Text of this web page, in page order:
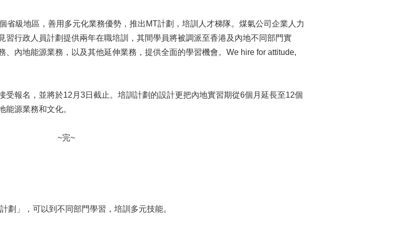
省級地區，善用多元化業務優勢，推出MT計劃，培訓人才梯隊。煤氣公司企業人力
習行政人員計劃提供兩年在職培訓，其間學員將被調派至香港及內地不同部門實
、內地能源業務，以及其他延伸業務，提供全面的學習機會。We hire for attitude,
受報名，並將於12月3日截止。培訓計劃的設計更把內地實習期從6個月延長至12個
能源業務和文化。
~完~
劃」，可以到不同部門學習，培訓多元技能。